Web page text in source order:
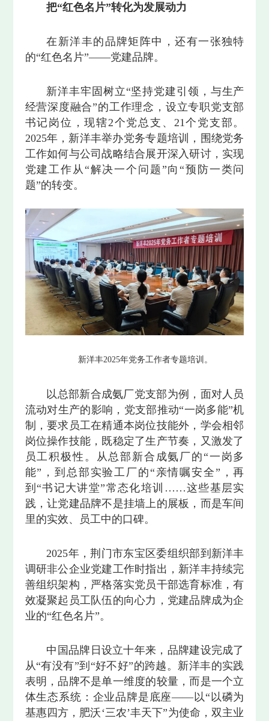
把“红色名片”转化为发展动力
在新洋丰的品牌矩阵中，还有一张独特
的“红色名片”——党建品牌。
新洋丰牢固树立“坚持党建引领，与生产
经营深度融合”的工作理念，设立专职党支部
书记岗位，现辖2个党总支、21个党支部。
2025年，新洋丰举办党务专题培训，围绕党务
工作如何与公司战略结合展开深入研讨，实现
党建工作从“解决一个问题”向“预防一类问
题”的转变。
新洋丰2025年党务工作者专题培训。
以总部新合成氨厂党支部为例，面对人员
流动对生产的影响，党支部推动“一岗多能”机
制，要求员工在精通本岗位技能外，学会相邻
岗位操作技能，既稳定了生产节奏，又激发了
员工积极性。从总部新合成氨厂的“一岗多
能”，到总部实验工厂的“亲情嘱安全”，再
到“书记大讲堂”常态化培训……这些基层实
践，让党建品牌不是挂墙上的展板，而是车间
里的实效、员工中的口碑。
2025年，荆门市东宝区委组织部到新洋丰
调研非公企业党建工作时指出，新洋丰持续完
善组织架构，严格落实党员干部选育标准，有
效凝聚起员工队伍的向心力，党建品牌成为企
业的“红色名片”。
中国品牌日设立十年来，品牌建设完成了
从“有没有”到“好不好”的跨越。新洋丰的实践
表明，品牌不是单一维度的较量，而是一个立
体生态系统：企业品牌是底座——以“以磷为
基惠四方，肥沃‘三农’丰天下”为使命，双主业